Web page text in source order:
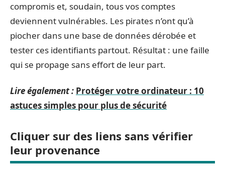
compromis et, soudain, tous vos comptes
deviennent vulnérables. Les pirates n’ont qu’à
piocher dans une base de données dérobée et
tester ces identifiants partout. Résultat : une faille
qui se propage sans effort de leur part.
Lire également : Protéger votre ordinateur : 10
astuces simples pour plus de sécurité
Cliquer sur des liens sans vérifier
leur provenance